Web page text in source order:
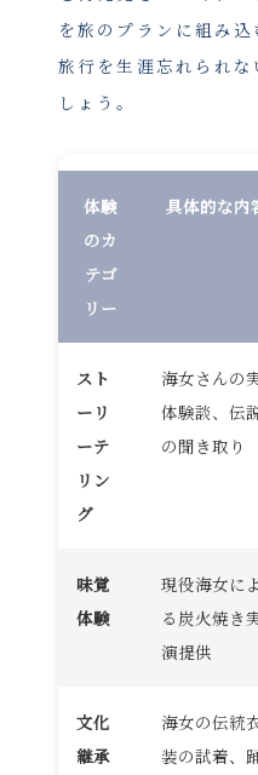
を旅のプランに組み
旅行を生涯忘れられ
しょう。
体験
のカ
テゴ
リー
具体的な内
スト
ーリ
ーテ
リン
グ
海女さんの
体験談、伝
の聞き取り
味覚
体験
現役海女によ
る炭火焼き
演提供
文化
継承
海女の伝統
装の試着、